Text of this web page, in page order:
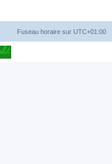
Fuseau horaire sur UTC+01:00